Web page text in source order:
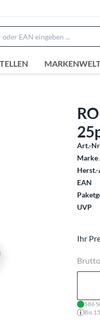
Art.-
Marke
EAN
UVP
Ihr
Brutto
586
Bis